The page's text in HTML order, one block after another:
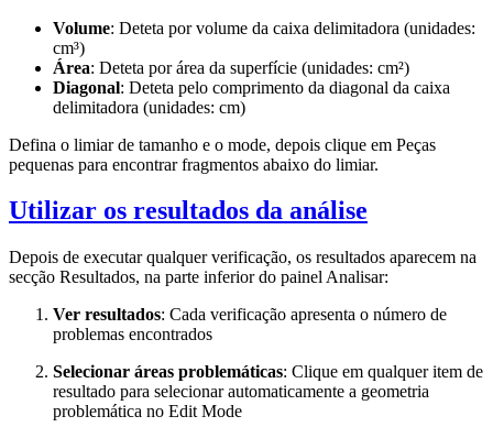
Volume: Deteta por volume da caixa delimitadora (unidades:
cm³)
Área: Deteta por área da superfície (unidades: cm²)
Diagonal: Deteta pelo comprimento da diagonal da caixa
delimitadora (unidades: cm)
Defina o limiar de tamanho e o mode, depois clique em Peças
pequenas para encontrar fragmentos abaixo do limiar.
Utilizar os resultados da análise
Depois de executar qualquer verificação, os resultados aparecem na
secção Resultados, na parte inferior do painel Analisar:
Ver resultados: Cada verificação apresenta o número de
problemas encontrados
Selecionar áreas problemáticas: Clique em qualquer item de
resultado para selecionar automaticamente a geometria
problemática no Edit Mode